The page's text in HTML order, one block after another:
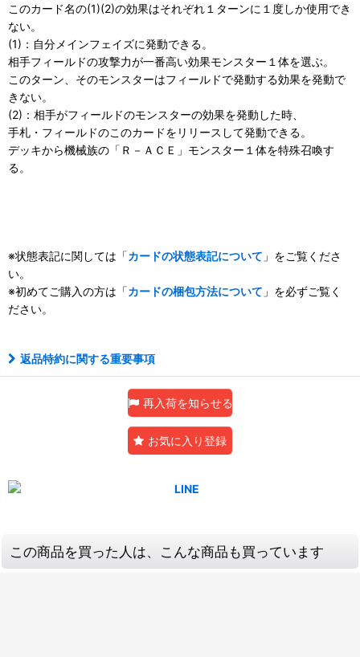
このカード名の(1)(2)の効果はそれぞれ１ターンに１度しか使用でき
ない。
(1)：自分メインフェイズに発動できる。
相手フィールドの攻撃力が一番高い効果モンスター１体を選ぶ。
このターン、そのモンスターはフィールドで発動する効果を発動で
きない。
(2)：相手がフィールドのモンスターの効果を発動した時、
手札・フィールドのこのカードをリリースして発動できる。
デッキから機械族の「Ｒ－ＡＣＥ」モンスター１体を特殊召喚す
る。
※状態表記に関しては「カードの状態表記について 」をご覧くださ
い。
※初めてご購入の方は「カードの梱包方法について 」を必ずご覧く
ださい。
返品特約に関する重要事項
再入荷を知らせる
お気に入り登録
この商品を買った人は、こんな商品も買っています